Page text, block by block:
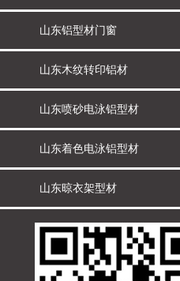
山东铝型材门窗
山东木纹转印铝材
山东喷砂电泳铝型材
山东着色电泳铝型材
山东晾衣架型材